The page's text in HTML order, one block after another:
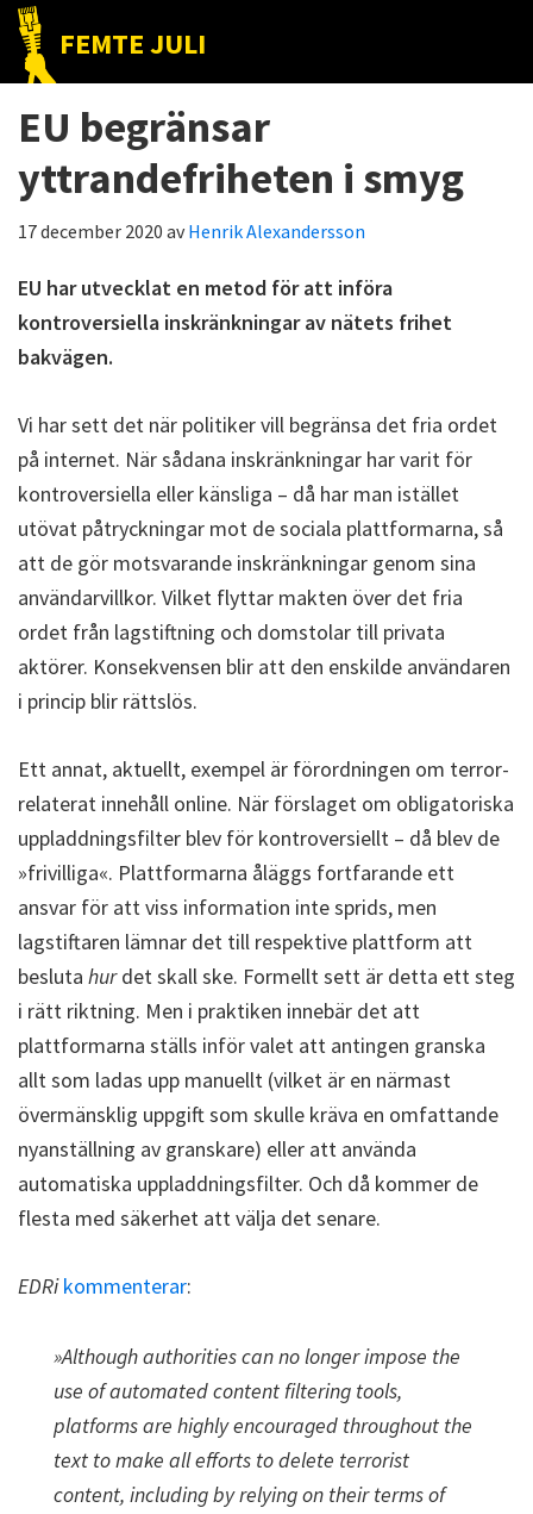
Hoppa
huvudnavigering
Hoppa
huvudinnehåll
Hoppa
det
primära
FEMTE JULI
Nätet
till
folket!
EU begränsar
yttrandefriheten i smyg
17 december 2020 avHenrik Alexandersson
EU har utvecklat en metod för att införa
kontroversiella inskränkningar av nätets frihet
bakvägen.
Vi har sett det när politiker vill begränsa det fria ordet
på internet. När sådana inskränkningar har varit för
kontroversiella eller känsliga – då har man istället
utövat påtryckningar mot de sociala plattformarna, så
att de gör motsvarande inskränkningar genom sina
användarvillkor. Vilket flyttar makten över det fria
ordet från lagstiftning och domstolar till privata
aktörer. Konsekvensen blir att den enskilde användaren
i princip blir rättslös.
Ett annat, aktuellt, exempel är förordningen om terror-
relaterat innehåll online. När förslaget om obligatoriska
uppladdningsfilter blev för kontroversiellt – då blev de
»frivilliga«. Plattformarna åläggs fortfarande ett
ansvar för att viss information inte sprids, men
lagstiftaren lämnar det till respektive plattform att
besluta hurdet skall ske. Formellt sett är detta ett steg
i rätt riktning. Men i praktiken innebär det att
plattformarna ställs inför valet att antingen granska
allt som ladas upp manuellt (vilket är en närmast
övermänsklig uppgift som skulle kräva en omfattande
nyanställning av granskare) eller att använda
automatiska uppladdningsfilter. Och då kommer de
flesta med säkerhet att välja det senare.
EDRi kommenterar:
»Although authorities can no longer impose the
use of automated content filtering tools,
platforms are highly encouraged throughout the
text to make all efforts to delete terrorist
content, including by relying on their terms of